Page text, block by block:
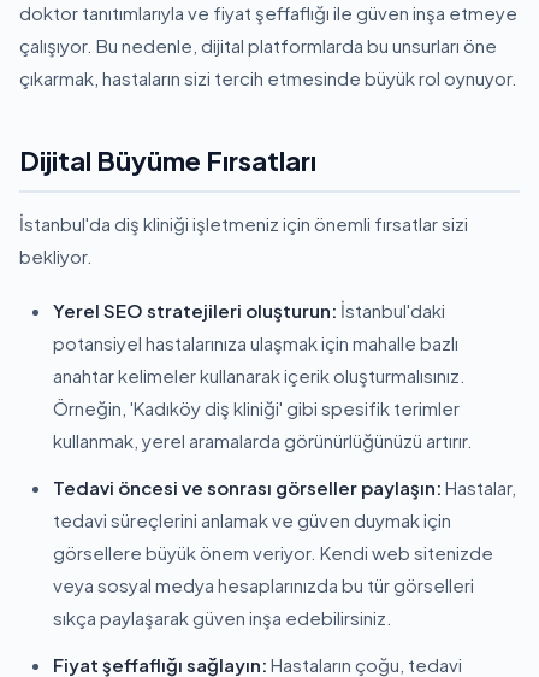
doktor tanıtımlarıyla ve fiyat şeffaflığı ile güven inşa etmeye
çalışıyor. Bu nedenle, dijital platformlarda bu unsurları öne
çıkarmak, hastaların sizi tercih etmesinde büyük rol oynuyor.
Dijital Büyüme Fırsatları
İstanbul'da diş kliniği işletmeniz için önemli fırsatlar sizi
bekliyor.
Yerel SEO stratejileri oluşturun: İstanbul'daki
potansiyel hastalarınıza ulaşmak için mahalle bazlı
anahtar kelimeler kullanarak içerik oluşturmalısınız.
Örneğin, 'Kadıköy diş kliniği' gibi spesifik terimler
kullanmak, yerel aramalarda görünürlüğünüzü artırır.
Tedavi öncesi ve sonrası görseller paylaşın: Hastalar,
tedavi süreçlerini anlamak ve güven duymak için
görsellere büyük önem veriyor. Kendi web sitenizde
veya sosyal medya hesaplarınızda bu tür görselleri
sıkça paylaşarak güven inşa edebilirsiniz.
Fiyat şeffaflığı sağlayın: Hastaların çoğu, tedavi